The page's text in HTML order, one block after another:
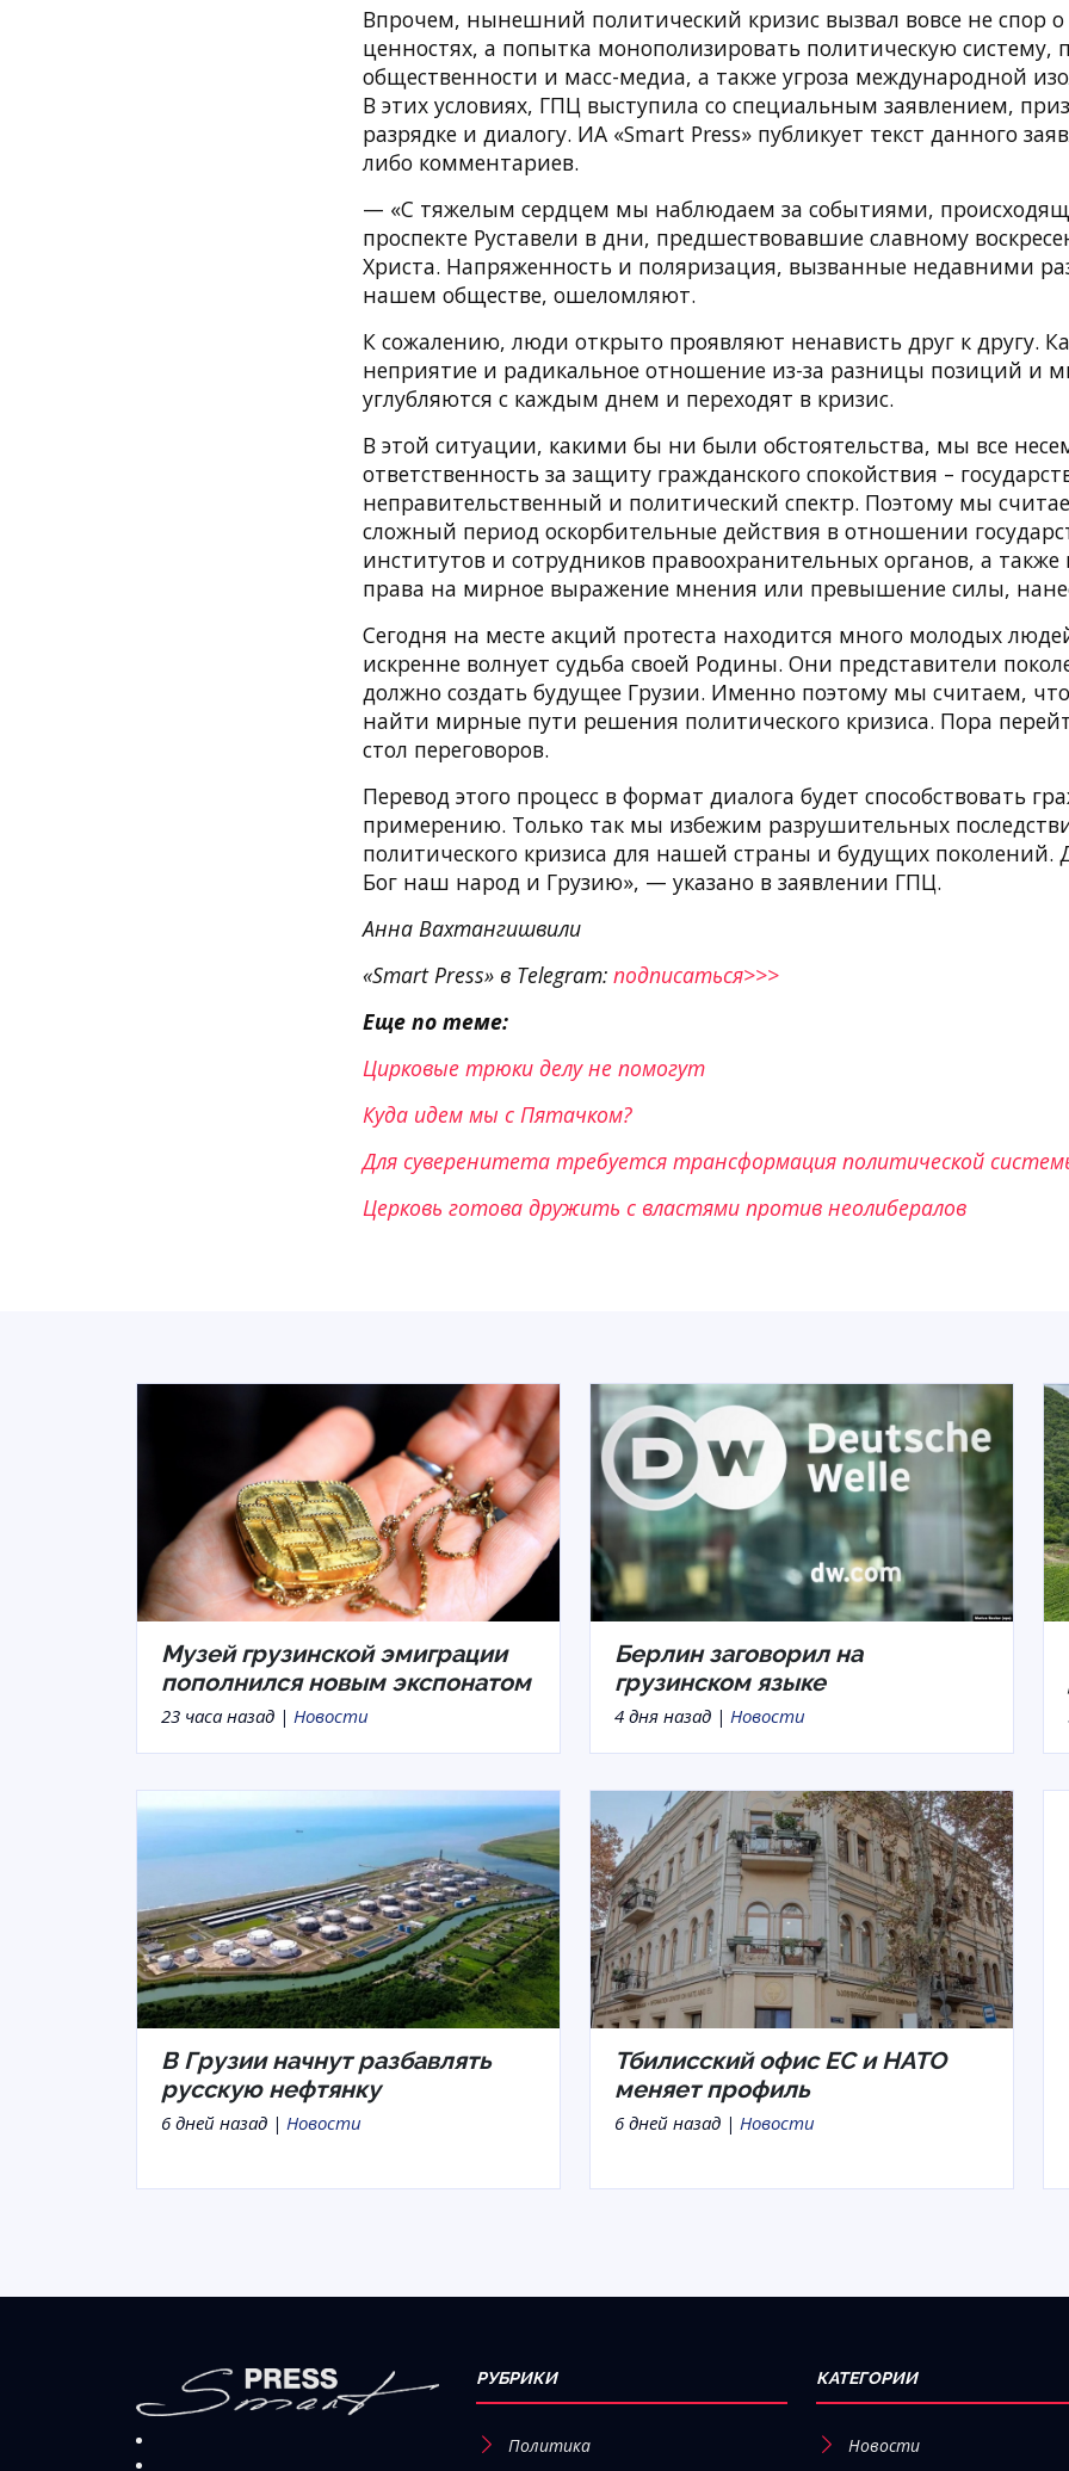
Впрочем, нынешний политический кризис вызвал вовсе не спор
ценностях, а попытка монополизировать политическую систему,
общественности и масс-медиа, а также угроза международной
В этих условиях, ГПЦ выступила со специальным заявлением,
разрядке и диалогу. ИА «Smart Press» публикует текст данного
либо комментариев.
— «С тяжелым сердцем мы наблюдаем за событиями,
проспекте Руставели в дни, предшествовавшие славному
Христа. Напряженность и поляризация, вызванные недавними
нашем обществе, ошеломляют.
К сожалению, люди открыто проявляют ненависть друг к другу.
неприятие и радикальное отношение из-за разницы позиций и
углубляются с каждым днем ​​и переходят в кризис.
В этой ситуации, какими бы ни были обстоятельства, мы все
ответственность за защиту гражданского спокойствия –
неправительственный и политический спектр. Поэтому мы
сложный период оскорбительные действия в отношении
институтов и сотрудников правоохранительных органов, а
права на мирное выражение мнения или превышение силы,
Сегодня на месте акций протеста находится много молодых
искренне волнует судьба своей Родины. Они представители
должно создать будущее Грузии. Именно поэтому мы считаем,
найти мирные пути решения политического кризиса. Пора
стол переговоров.
Перевод этого процесс в формат диалога будет способствовать
примерению. Только так мы избежим разрушительных
политического кризиса для нашей страны и будущих поколений.
Бог наш народ и Грузию», — указано в заявлении ГПЦ.
Анна Вахтангишвили
«Smart Press» в Telegram: подписаться>>>
Еще по теме:
Цирковые трюки делу не помогут
Куда идем мы с Пятачком?
Для суверенитета требуется трансформация политической
Церковь готова дружить с властями против неолибералов
Музей грузинской эмиграции
пополнился новым экспонатом
23 часа назад | Новости
Берлин заговорил на
грузинском языке
4 дня назад | Новости
В Грузии начнут разбавлять
русскую нефтянку
6 дней назад | Новости
Тбилисский офис ЕС и НАТО
меняет профиль
6 дней назад | Новости
РУБРИКИ
Политика
КАТЕГОРИИ
Новости